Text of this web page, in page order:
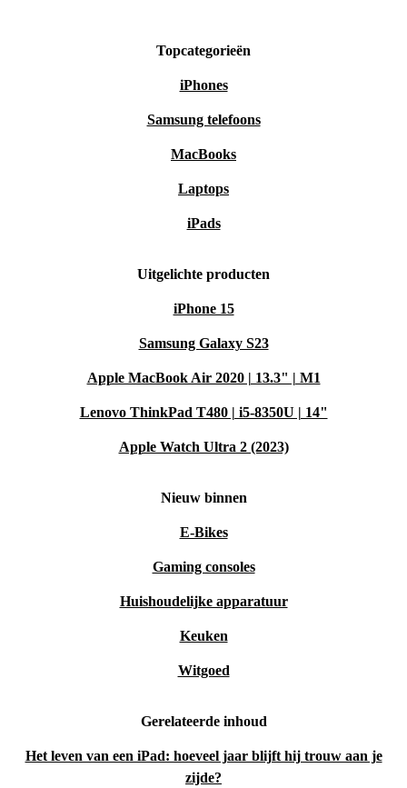
Topcategorieën
iPhones
Samsung telefoons
MacBooks
Laptops
iPads
Uitgelichte producten
iPhone 15
Samsung Galaxy S23
Apple MacBook Air 2020 | 13.3" | M1
Lenovo ThinkPad T480 | i5-8350U | 14"
Apple Watch Ultra 2 (2023)
Nieuw binnen
E-Bikes
Gaming consoles
Huishoudelijke apparatuur
Keuken
Witgoed
Gerelateerde inhoud
Het leven van een iPad: hoeveel jaar blijft hij trouw aan je
zijde?